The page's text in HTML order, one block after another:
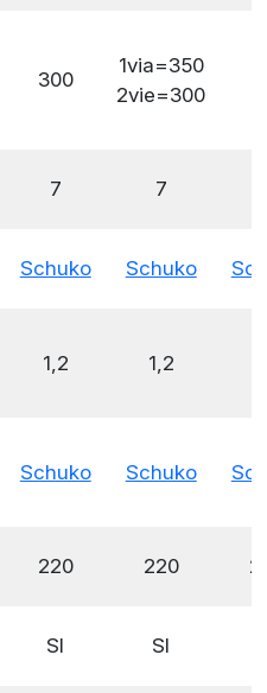
300
1via=350
2vie=300
7 7
Schuko Schuko
1,2 1,2
Schuko Schuko
220 220
SI SI